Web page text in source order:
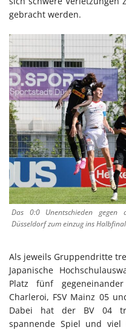
gebracht werden.
Das 0:0 Unentschieden gegen
Düsseldorf zum einzug ins
Als jeweils Gruppendritte
Japanische
Platz fünf
Charleroi, FSV Mainz 05
Dabei hat der BV 04
spannende Spiel und viel